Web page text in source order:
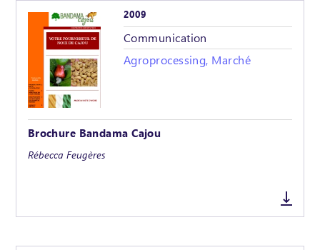
2009
Communication
Agroprocessing, Marché
Brochure Bandama Cajou
Rébecca Feugères